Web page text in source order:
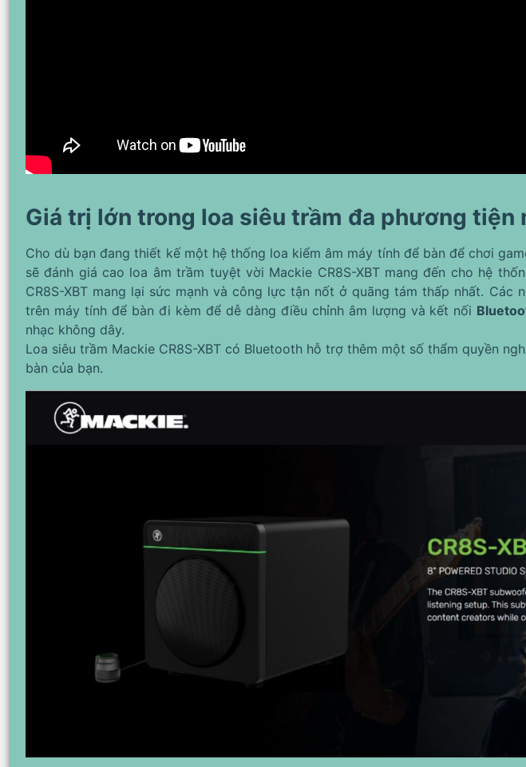
Giá trị lớn trong loa siêu trầm đa phương tiện
Cho dù bạn đang thiết kế một hệ thống loa kiểm âm máy tính để bàn để chơi
sẽ đánh giá cao loa âm trầm tuyệt vời Mackie CR8S-XBT mang đến cho hệ
CR8S-XBT mang lại sức mạnh và công lực tận nốt ở quãng tám thấp nhất. Các
trên máy tính để bàn đi kèm để dễ dàng điều chỉnh âm lượng và kết nối
nhạc không dây.
Loa siêu trầm Mackie CR8S-XBT có Bluetooth hỗ trợ thêm một số thẩm quyền
bàn của bạn.